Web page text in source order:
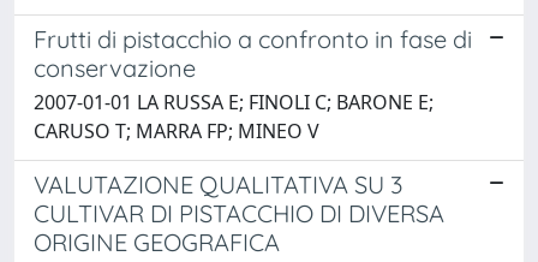
Frutti di pistacchio a confronto in fase di
conservazione
2007-01-01 LA RUSSA E; FINOLI C; BARONE E;
CARUSO T; MARRA FP; MINEO V
VALUTAZIONE QUALITATIVA SU 3
CULTIVAR DI PISTACCHIO DI DIVERSA
ORIGINE GEOGRAFICA